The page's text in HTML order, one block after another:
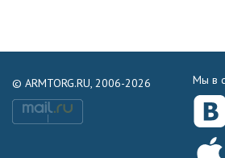
© ARMTORG.RU, 2006-2026 Мы в